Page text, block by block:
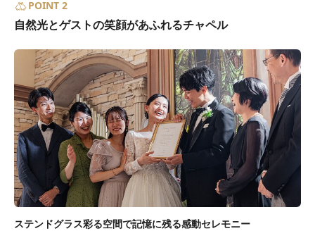
POINT 2
自然光とゲストの笑顔があふれるチャペル
ステンドグラス彩る空間で記憶に残る感動セレモニー